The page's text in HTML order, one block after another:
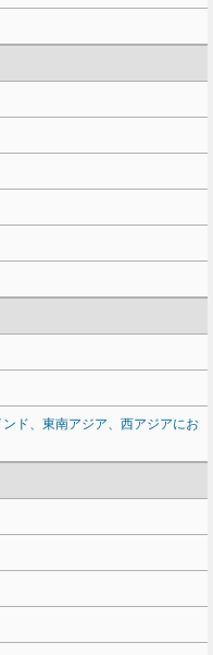
ド、東南アジア、西アジアにお